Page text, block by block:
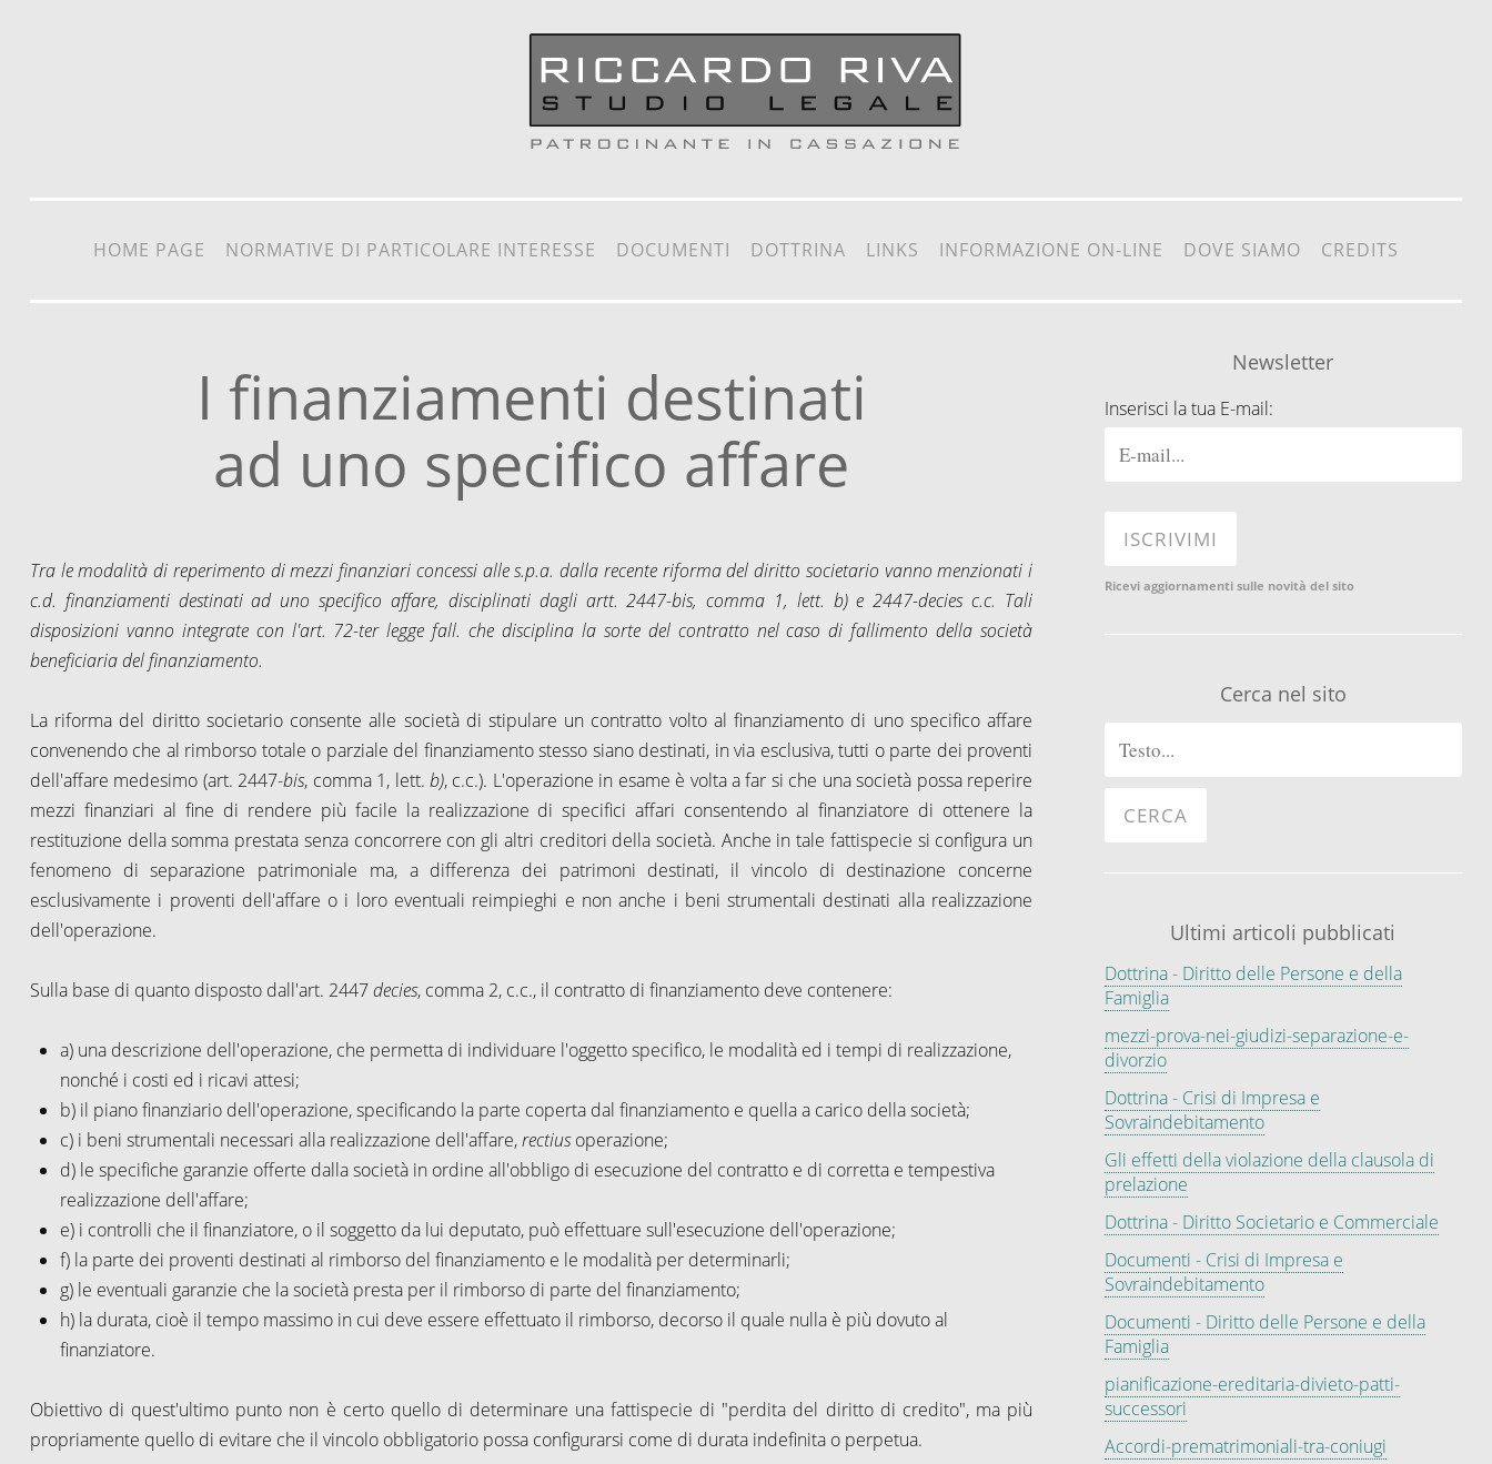
HOME PAGE NORMATIVE DI PARTICOLARE INTERESSE DOCUMENTI DOTTRINA LINKS INFORMAZIONE ON-LINE DOVE SIAMO CREDITS
I finanziamenti destinati
ad uno specifico affare
Tra le modalità di reperimento di mezzi finanziari concessi alle s.p.a. dalla recente riforma del diritto societario vanno menzionati i
c.d. finanziamenti destinati ad uno specifico affare, disciplinati dagli artt. 2447-bis, comma 1, lett. b) e 2447-decies c.c. Tali
disposizioni vanno integrate con l'art. 72-ter legge fall. che disciplina la sorte del contratto nel caso di fallimento della società
beneficiaria del finanziamento.
La riforma del diritto societario consente alle società di stipulare un contratto volto al finanziamento di uno specifico affare
convenendo che al rimborso totale o parziale del finanziamento stesso siano destinati, in via esclusiva, tutti o parte dei proventi
dell'affare medesimo (art. 2447-bis, comma 1, lett.b), c.c.). L'operazione in esame è volta a far si che una società possa reperire
mezzi finanziari al fine di rendere più facile la realizzazione di specifici affari consentendo al finanziatore di ottenere la
restituzione della somma prestata senza concorrere con gli altri creditori della società. Anche in tale fattispecie si configura un
fenomeno di separazione patrimoniale ma, a differenza dei patrimoni destinati, il vincolo di destinazione concerne
esclusivamente i proventi dell'affare o i loro eventuali reimpieghi e non anche i beni strumentali destinati alla realizzazione
dell'operazione.
Sulla base di quanto disposto dall'art. 2447decies, comma 2, c.c., il contratto di finanziamento deve contenere:
a) una descrizione dell'operazione, che permetta di individuare l'oggetto specifico, le modalità ed i tempi di realizzazione,
nonché i costi ed i ricavi attesi;
b) il piano finanziario dell'operazione, specificando la parte coperta dal finanziamento e quella a carico della società;
c) i beni strumentali necessari alla realizzazione dell'affare,rectiusoperazione;
d) le specifiche garanzie offerte dalla società in ordine all'obbligo di esecuzione del contratto e di corretta e tempestiva
realizzazione dell'affare;
e) i controlli che il finanziatore, o il soggetto da lui deputato, può effettuare sull'esecuzione dell'operazione;
f) la parte dei proventi destinati al rimborso del finanziamento e le modalità per determinarli;
g) le eventuali garanzie che la società presta per il rimborso di parte del finanziamento;
h) la durata, cioè il tempo massimo in cui deve essere effettuato il rimborso, decorso il quale nulla è più dovuto al
finanziatore.
Obiettivo di quest'ultimo punto non è certo quello di determinare una fattispecie di "perdita del diritto di credito", ma più
propriamente quello di evitare che il vincolo obbligatorio possa configurarsi come di durata indefinita o perpetua.
Newsletter
Inserisci la tua E-mail:
Ricevi aggiornamenti sulle novità del sito
Cerca nel sito
Ultimi articoli pubblicati
Dottrina - Diritto delle Persone e della
Famiglia
mezzi-prova-nei-giudizi-separazione-e-
divorzio
Dottrina - Crisi di Impresa e
Sovraindebitamento
Gli effetti della violazione della clausola di
prelazione
Dottrina - Diritto Societario e Commerciale
Documenti - Crisi di Impresa e
Sovraindebitamento
Documenti - Diritto delle Persone e della
Famiglia
pianificazione-ereditaria-divieto-patti-
successori
Accordi-prematrimoniali-tra-coniugi